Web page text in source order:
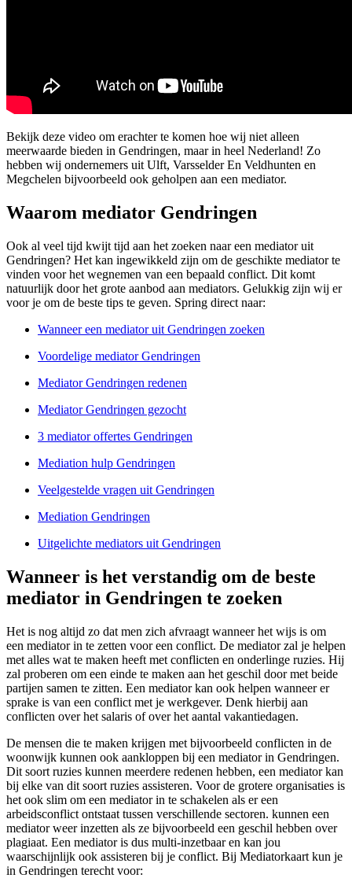
Bekijk deze video om erachter te komen hoe wij niet alleen
meerwaarde bieden in Gendringen, maar in heel Nederland! Zo
hebben wij ondernemers uit Ulft, Varsselder En Veldhunten en
Megchelen bijvoorbeeld ook geholpen aan een mediator.
Waarom mediator Gendringen
Ook al veel tijd kwijt tijd aan het zoeken naar een mediator uit
Gendringen? Het kan ingewikkeld zijn om de geschikte mediator te
vinden voor het wegnemen van een bepaald conflict. Dit komt
natuurlijk door het grote aanbod aan mediators. Gelukkig zijn wij er
voor je om de beste tips te geven. Spring direct naar:
Wanneer een mediator uit Gendringen zoeken
Voordelige mediator Gendringen
Mediator Gendringen redenen
Mediator Gendringen gezocht
3 mediator offertes Gendringen
Mediation hulp Gendringen
Veelgestelde vragen uit Gendringen
Mediation Gendringen
Uitgelichte mediators uit Gendringen
Wanneer is het verstandig om de beste
mediator in Gendringen te zoeken
Het is nog altijd zo dat men zich afvraagt wanneer het wijs is om
een mediator in te zetten voor een conflict. De mediator zal je helpen
met alles wat te maken heeft met conflicten en onderlinge ruzies. Hij
zal proberen om een einde te maken aan het geschil door met beide
partijen samen te zitten. Een mediator kan ook helpen wanneer er
sprake is van een conflict met je werkgever. Denk hierbij aan
conflicten over het salaris of over het aantal vakantiedagen.
De mensen die te maken krijgen met bijvoorbeeld conflicten in de
woonwijk kunnen ook aankloppen bij een mediator in Gendringen.
Dit soort ruzies kunnen meerdere redenen hebben, een mediator kan
bij elke van dit soort ruzies assisteren. Voor de grotere organisaties is
het ook slim om een mediator in te schakelen als er een
arbeidsconflict ontstaat tussen verschillende sectoren. kunnen een
mediator weer inzetten als ze bijvoorbeeld een geschil hebben over
plagiaat. Een mediator is dus multi-inzetbaar en kan jou
waarschijnlijk ook assisteren bij je conflict. Bij Mediatorkaart kun je
in Gendringen terecht voor: